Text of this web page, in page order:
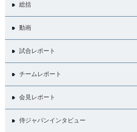
総括
動画
試合レポート
チームレポート
会見レポート
侍ジャパンインタビュー